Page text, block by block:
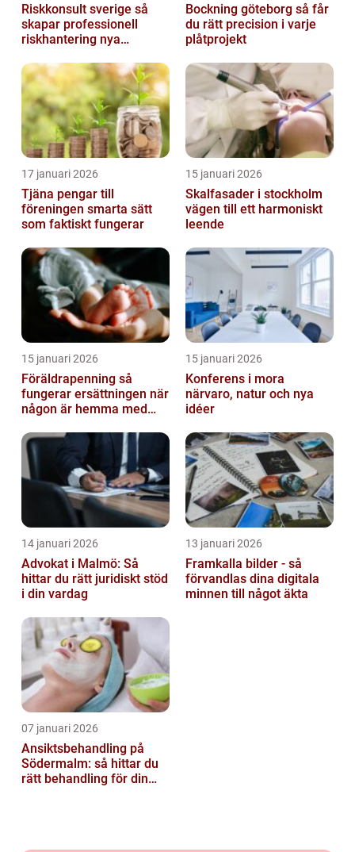
Riskkonsult sverige så
skapar professionell
riskhantering nya
Bockning göteborg så får
du rätt precision i varje
plåtprojekt
17 januari 2026
Tjäna pengar till
föreningen smarta sätt
som faktiskt fungerar
15 januari 2026
Skalfasader i stockholm
vägen till ett harmoniskt
leende
15 januari 2026
Föräldrapenning så
fungerar ersättningen när
någon är hemma med
15 januari 2026
Konferens i mora
närvaro, natur och nya
idéer
14 januari 2026
Advokat i Malmö: Så
hittar du rätt juridiskt stöd
i din vardag
13 januari 2026
Framkalla bilder - så
förvandlas dina digitala
minnen till något äkta
07 januari 2026
Ansiktsbehandling på
Södermalm: så hittar du
rätt behandling för din